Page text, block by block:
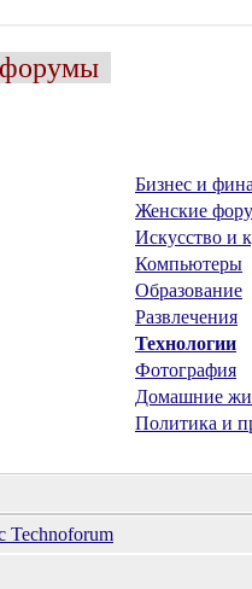
Бизнес и
Женские
Искусство и
Компьютеры
Образование
Развлечения
Технологии
Фотография
Домашние
Политика и
Technoforum